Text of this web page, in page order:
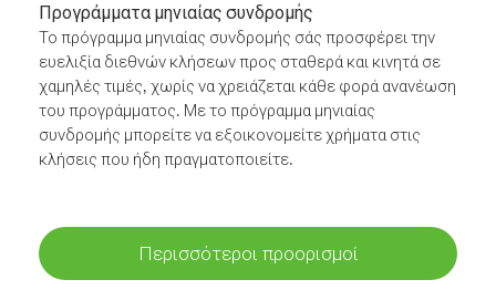
Προγράμματα μηνιαίας συνδρομής
Το πρόγραμμα μηνιαίας συνδρομής σάς προσφέρει την
ευελιξία διεθνών κλήσεων προς σταθερά και κινητά σε
χαμηλές τιμές, χωρίς να χρειάζεται κάθε φορά ανανέωση
του προγράμματος. Με το πρόγραμμα μηνιαίας
συνδρομής μπορείτε να εξοικονομείτε χρήματα στις
κλήσεις που ήδη πραγματοποιείτε.
Περισσότεροι προορισμοί